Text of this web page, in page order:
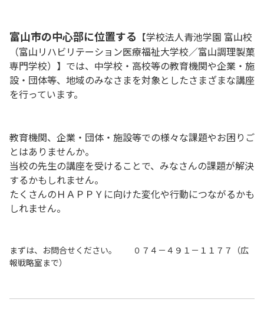
富山市の中心部に位置する 【学校法人青池学園 富山校
（富山リハビリテーション医療福祉大学校／富山調理製菓
専門学校）】では、中学校・高校等の教育機関や企業・施
設・団体等、地域のみなさまを対象としたさまざまな講座
を行っています。
教育機関、企業・団体・施設等での様々な課題やお困りご
とはありませんか。
当校の先生の講座を受けることで、みなさんの課題が解決
するかもしれません。
たくさんのＨＡＰＰＹに向けた変化や行動につながるかも
しれません。
まずは、お問合せください。 ０７４－４９１－１１７７（広
報戦略室まで）